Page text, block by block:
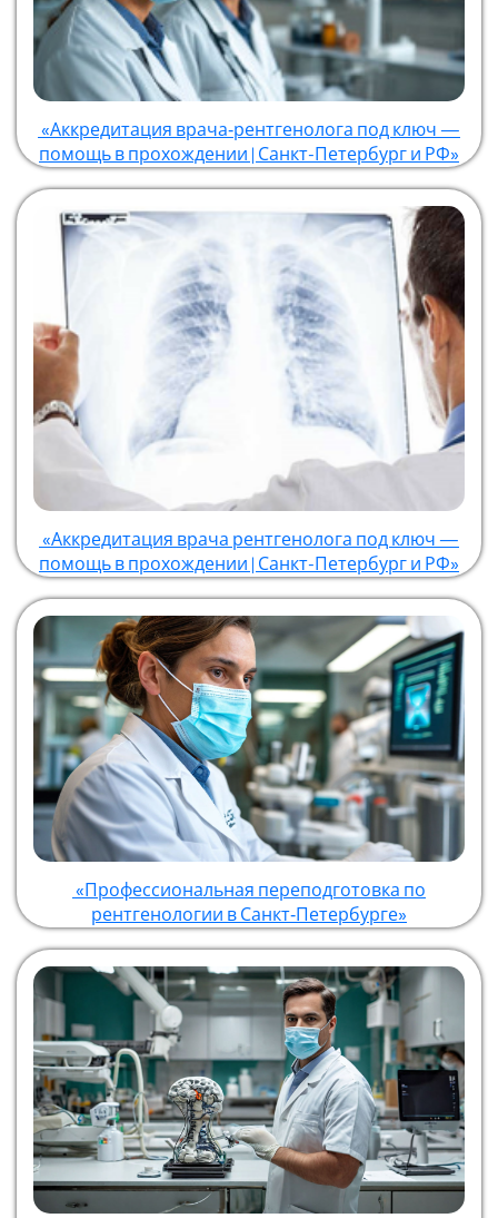
«Аккредитация врача‑рентгенолога под ключ —
помощь в прохождении | Санкт-Петербург и РФ»
«Аккредитация врача рентгенолога под ключ —
помощь в прохождении | Санкт-Петербург и РФ»
«Профессиональная переподготовка по
рентгенологии в Санкт‑Петербурге»